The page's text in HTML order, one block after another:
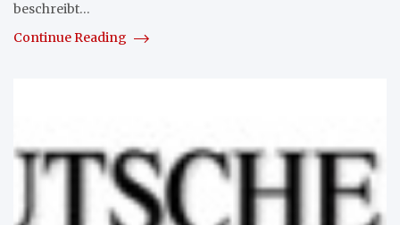
beschreibt…
Continue Reading